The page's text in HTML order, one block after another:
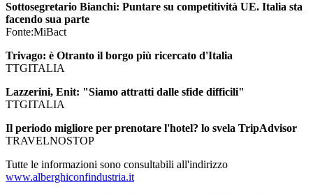
Sottosegretario Bianchi: Puntare su competitività UE. Italia sta
facendo sua parte
Fonte:MiBact
Trivago: è Otranto il borgo più ricercato d'Italia
TTGITALIA
Lazzerini, Enit: "Siamo attratti dalle sfide difficili"
TTGITALIA
Il periodo migliore per prenotare l'hotel? lo svela TripAdvisor
TRAVELNOSTOP
Tutte le informazioni sono consultabili all'indirizzo
www.alberghiconfindustria.it